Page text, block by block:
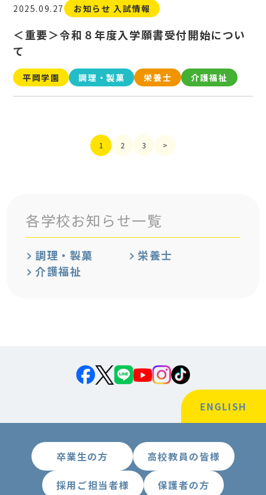
2025.09.27 お知らせ 入試情報
＜重要＞令和８年度入学願書受付開始につい
て
平岡学園 調理・製菓 栄養士 介護福祉
1 2 3 >
各学校お知らせ一覧
調理・製菓
栄養士
介護福祉
卒業生の方
高校教員の皆様
採用ご担当者様
保護者の方
ENGLISH